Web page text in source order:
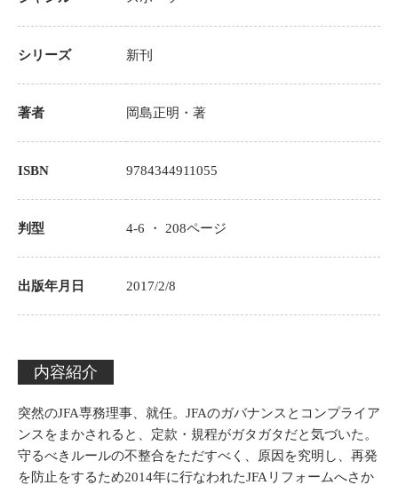
シリーズ 新刊
著者 岡島正明 ・著
ISBN 9784344911055
判型 4-6 ・ 208ページ
出版年月日 2017/2/8
内容紹介
突然のJFA専務理事、就任。JFAのガバナンスとコンプライア
ンスをまかされると、定款・規程がガタガタだと気づいた。
守るべきルールの不整合をただすべく、原因を究明し、再発
を防止をするため2014年に行なわれたJFAリフォームへさか